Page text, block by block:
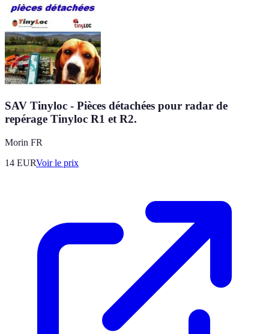
SAV Tinyloc - Pièces détachées pour radar de
repérage Tinyloc R1 et R2.
Morin FR
14 EURVoir le prix